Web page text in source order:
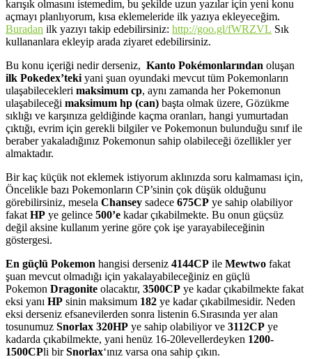
karışık olmasını istemedim, bu şekilde uzun yazılar için yeni konu
açmayı planlıyorum, kısa eklemeleride ilk yazıya ekleyeceğim.
Buradan ilk yazıyı takip edebilirsiniz: http://goo.gl/fWRZVL Sık
kullananlara ekleyip arada ziyaret edebilirsiniz.
Bu konu içeriği nedir derseniz, Kanto Pokémonlarından oluşan
ilk Pokedex’teki yani şuan oyundaki mevcut tüm Pokemonların
ulaşabilecekleri maksimum cp, aynı zamanda her Pokemonun
ulaşabileceği maksimum hp (can) başta olmak üzere, Gözükme
sıklığı ve karşınıza geldiğinde kaçma oranları, hangi yumurtadan
çıktığı, evrim için gerekli bilgiler ve Pokemonun bulunduğu sınıf ile
beraber yakaladığınız Pokemonun sahip olabileceği özellikler yer
almaktadır.
Bir kaç küçük not eklemek istiyorum aklınızda soru kalmaması için,
Öncelikle bazı Pokemonların CP’sinin çok düşük olduğunu
görebilirsiniz, mesela Chansey sadece 675CP ye sahip olabiliyor
fakat HP ye gelince 500’e kadar çıkabilmekte. Bu onun güçsüz
değil aksine kullanım yerine göre çok işe yarayabileceğinin
göstergesi.
En güçlü Pokemon hangisi derseniz 4144CP ile Mewtwo fakat
şuan mevcut olmadığı için yakalayabileceğiniz en güçlü
Pokemon Dragonite olacaktır, 3500CP ye kadar çıkabilmekte fakat
eksi yanı HP sinin maksimum 182 ye kadar çıkabilmesidir. Neden
eksi derseniz efsanevilerden sonra listenin 6.Sırasında yer alan
tosunumuz Snorlax 320HP ye sahip olabiliyor ve 3112CP ye
kadarda çıkabilmekte, yani henüz 16-20levellerdeyken 1200-
1500CPli birSnorlax‘ınız varsa ona sahip çıkın.